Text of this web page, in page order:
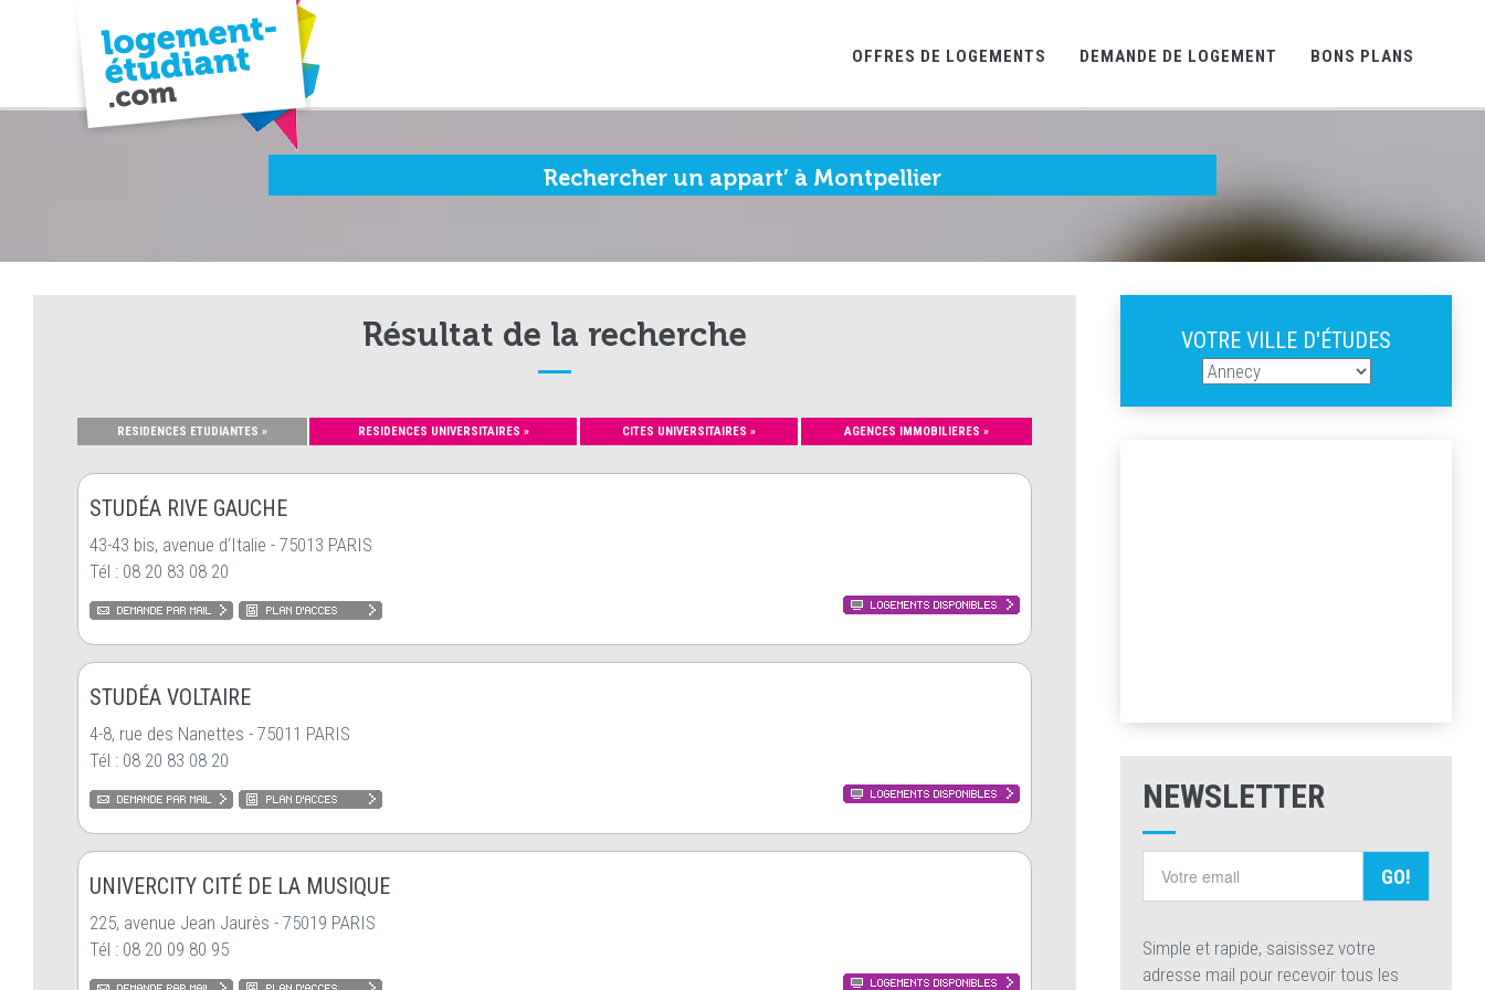
OFFRES DE LOGEMENTS DEMANDE DE LOGEMENT BONS PLANS
Rechercher un appart’ à Montpellier
VOTRE VILLE D'ÉTUDES
NEWSLETTER
GO!
Simple et rapide, saisissez votre
adresse mail pour recevoir tous les
Résultat de la recherche
RESIDENCES ETUDIANTES » RESIDENCES UNIVERSITAIRES » CITES UNIVERSITAIRES » AGENCES IMMOBILIERES »
STUDÉA RIVE GAUCHE
43-43 bis, avenue d’Italie - 75013 PARIS
Tél : 08 20 83 08 20
STUDÉA VOLTAIRE
4-8, rue des Nanettes - 75011 PARIS
Tél : 08 20 83 08 20
UNIVERCITY CITÉ DE LA MUSIQUE
225, avenue Jean Jaurès - 75019 PARIS
Tél : 08 20 09 80 95